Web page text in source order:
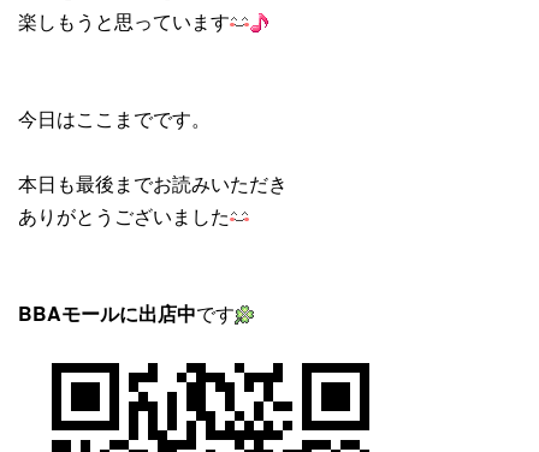
楽しもうと思っています
今日はここまでです。
本日も最後までお読みいただき
ありがとうございました
BBAモールに出店中です